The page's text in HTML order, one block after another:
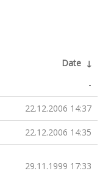
Date ↓
-
22.12.2006 14:37
22.12.2006 14:35
29.11.1999 17:33